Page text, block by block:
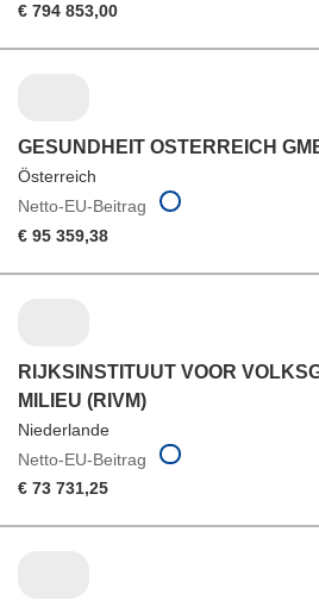
€ 794 853,00
GESUNDHEIT OSTERREICH
Österreich
Netto-EU-Beitrag
€ 95 359,38
RIJKSINSTITUUT VOOR
MILIEU (RIVM)
Niederlande
Netto-EU-Beitrag
€ 73 731,25